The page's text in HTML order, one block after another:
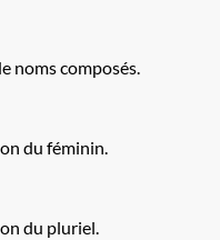
noms composés.
du féminin.
du pluriel.